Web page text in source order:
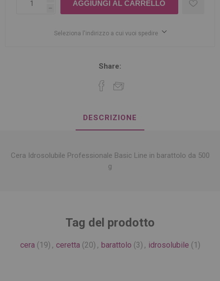
h
Seleziona l'indirizzo a cui vuoi spedire
Share:
DESCRIZIONE
Cera Idrosolubile Professionale Basic Line in barattolo da 500
g
Tag del prodotto
cera (19) , ceretta (20) , barattolo (3) , idrosolubile (1)